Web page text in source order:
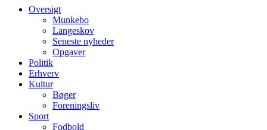
Oversigt
Munkebo
Langeskov
Seneste nyheder
Opgaver
Politik
Erhverv
Kultur
Bøger
Foreningsliv
Sport
Fodbold